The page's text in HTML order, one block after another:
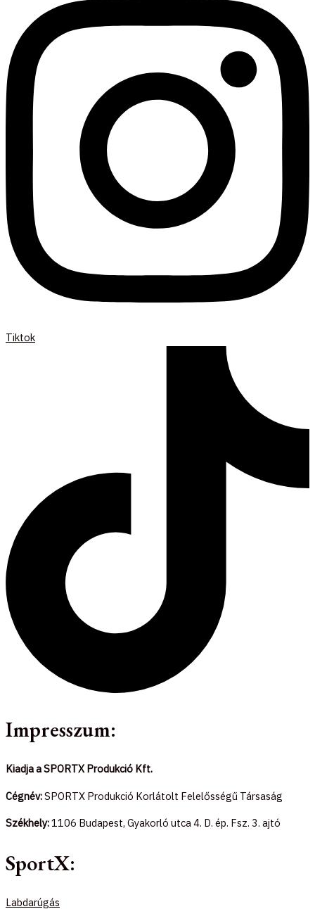
Tiktok
Impresszum:
Kiadja a SPORTX Produkció Kft.
Cégnév:SPORTX Produkció Korlátolt Felelősségű Társaság
Székhely:1106 Budapest, Gyakorló utca 4. D. ép. Fsz. 3. ajtó
SportX:
Labdarúgás